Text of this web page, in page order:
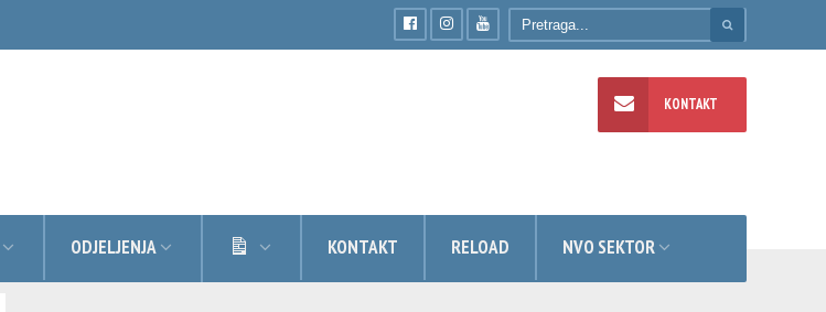
ODJELJENJA DOKUMENTIKONTAKT RELOAD NVO SEKTOR
KONTAKT